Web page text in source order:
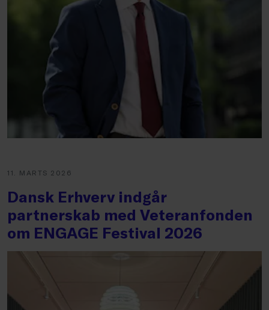
11. MARTS 2026
Dansk Erhverv indgår
partnerskab med Veteranfonden
om ENGAGE Festival 2026